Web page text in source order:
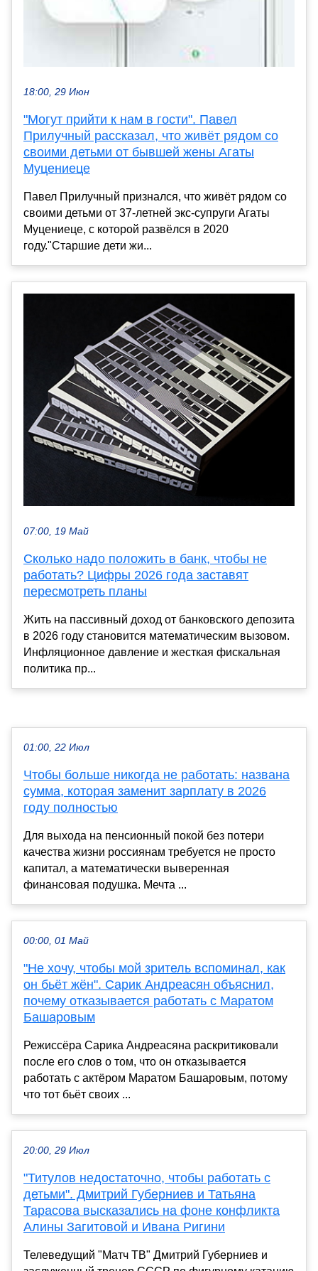
18:00, 29 Июн
"Могут прийти к нам в гости". Павел
Прилучный рассказал, что живёт рядом со
своими детьми от бывшей жены Агаты
Муцениеце
Павел Прилучный признался, что живёт рядом со
своими детьми от 37-летней экс-супруги Агаты
Муцениеце, с которой развёлся в 2020
году."Старшие дети жи...
07:00, 19 Май
Сколько надо положить в банк, чтобы не
работать? Цифры 2026 года заставят
пересмотреть планы
Жить на пассивный доход от банковского депозита
в 2026 году становится математическим вызовом.
Инфляционное давление и жесткая фискальная
политика пр...
01:00, 22 Июл
Чтобы больше никогда не работать: названа
сумма, которая заменит зарплату в 2026
году полностью
Для выхода на пенсионный покой без потери
качества жизни россиянам требуется не просто
капитал, а математически выверенная
финансовая подушка. Мечта ...
00:00, 01 Май
"Не хочу, чтобы мой зритель вспоминал, как
он бьёт жён". Сарик Андреасян объяснил,
почему отказывается работать с Маратом
Башаровым
Режиссёра Сарика Андреасяна раскритиковали
после его слов о том, что он отказывается
работать с актёром Маратом Башаровым, потому
что тот бьёт своих ...
20:00, 29 Июл
"Титулов недостаточно, чтобы работать с
детьми". Дмитрий Губерниев и Татьяна
Тарасова высказались на фоне конфликта
Алины Загитовой и Ивана Ригини
Телеведущий "Матч ТВ" Дмитрий Губерниев и